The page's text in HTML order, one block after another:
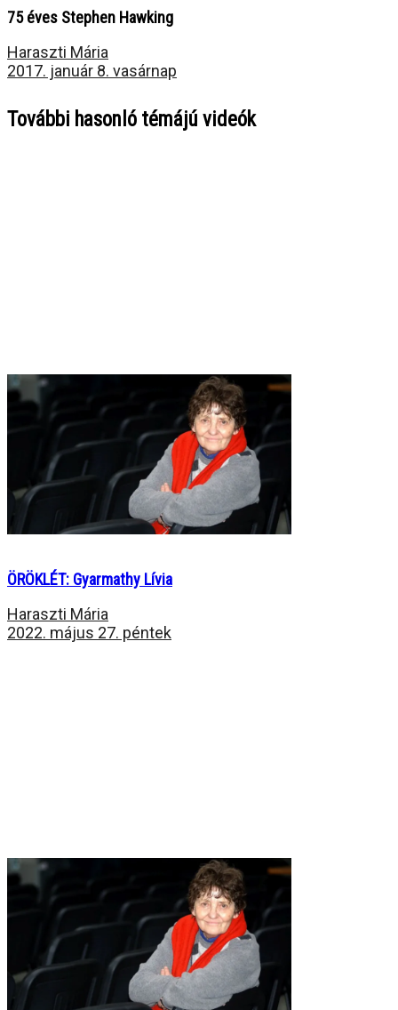
75 éves Stephen Hawking
Haraszti Mária
2017. január 8. vasárnap
További hasonló témájú videók
ÖRÖKLÉT: Gyarmathy Lívia
Haraszti Mária
2022. május 27. péntek